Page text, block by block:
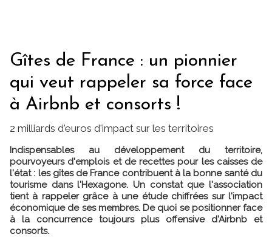
Gîtes de France : un pionnier
qui veut rappeler sa force face
à Airbnb et consorts !
2 milliards d'euros d'impact sur les territoires
Indispensables au développement du territoire,
pourvoyeurs d'emplois et de recettes pour les caisses de
l'état : les gîtes de France contribuent à la bonne santé du
tourisme dans l'Hexagone. Un constat que l'association
tient à rappeler grâce à une étude chiffrées sur l'impact
économique de ses membres. De quoi se positionner face
à la concurrence toujours plus offensive d'Airbnb et
consorts.